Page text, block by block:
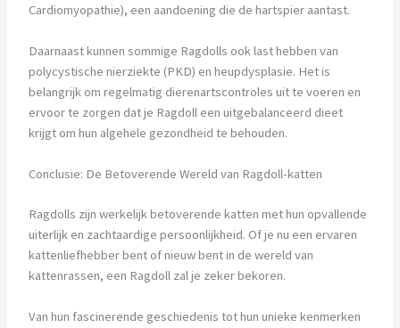
Cardiomyopathie), een aandoening die de hartspier aantast.
Daarnaast kunnen sommige Ragdolls ook last hebben van
polycystische nierziekte (PKD) en heupdysplasie. Het is
belangrijk om regelmatig dierenartscontroles uit te voeren en
ervoor te zorgen dat je Ragdoll een uitgebalanceerd dieet
krijgt om hun algehele gezondheid te behouden.
Conclusie: De Betoverende Wereld van Ragdoll-katten
Ragdolls zijn werkelijk betoverende katten met hun opvallende
uiterlijk en zachtaardige persoonlijkheid. Of je nu een ervaren
kattenliefhebber bent of nieuw bent in de wereld van
kattenrassen, een Ragdoll zal je zeker bekoren.
Van hun fascinerende geschiedenis tot hun unieke kenmerken